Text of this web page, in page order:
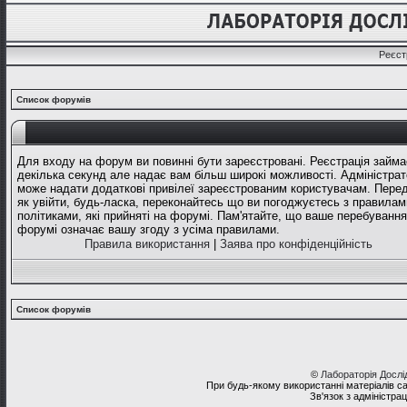
Список форумів
Для входу на форум ви повинні бути зареєстровані. Реєстрація
декілька секунд але надає вам більш широкі можливості.
може надати додаткові привілеї зареєстрованим користувачам.
як увійти, будь-ласка, переконайтесь що ви погоджуєтесь з
політиками, які прийняті на форумі. Пам'ятайте, що ваше
форумі означає вашу згоду з усіма правилами.
Правила використання
Заява про конфіденційність
Список форумів
© Лабораторія
При будь-якому використанні матеріалів
Зв'язок з